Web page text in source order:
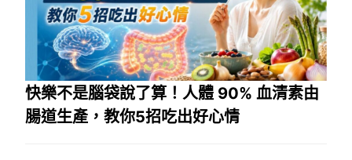
快樂不是腦袋說了算！人體 90% 血清素由
腸道生產，教你5招吃出好心情